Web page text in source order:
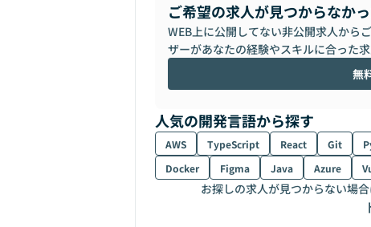
ご希望の求人が見つからなか
WEB上に公開してない非公開求人から
ザーがあなたの経験やスキルに合った
無
人気の開発言語から探す
AWS TypeScript React Git
Docker
Figma Java Azure
お探しの求人が見つからない場